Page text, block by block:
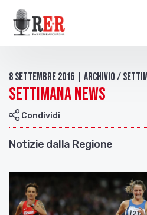
Salta al contenuto principale
8 Settembre 2016 | Archivio /
Settimana News
Condividi
Notizie dalla Regione